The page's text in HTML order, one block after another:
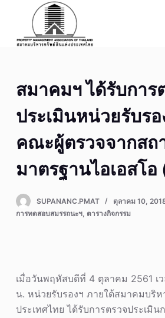
o
e
สมาคมฯ ได้รับการ
ประเมินหน่วยรับรอ
คณะผู้ตรวจจากสถ
มาตรฐานไอเอสโอ
SUPANANC.PMAT
ตุลาคม 10,
การทดสอบสมรรถนะฯ, ตารางกิจกรรม
เมื่อวันพฤหัสบดีที่ 4 ตุลาคม 2561 เ
น. หน่วยรับรองฯ ภายใต้สมาคมบริ
ประเทศไทย ได้รับการตรวจประเมิน